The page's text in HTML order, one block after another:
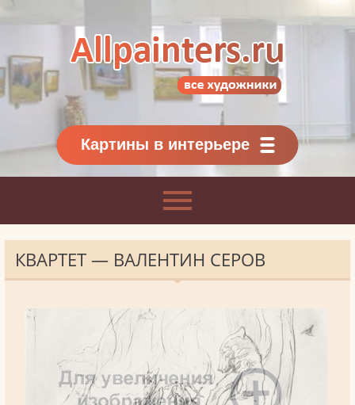
Картины классиков
и современников
Картины в интерьере
КВАРТЕТ — ВАЛЕНТИН СЕРОВ